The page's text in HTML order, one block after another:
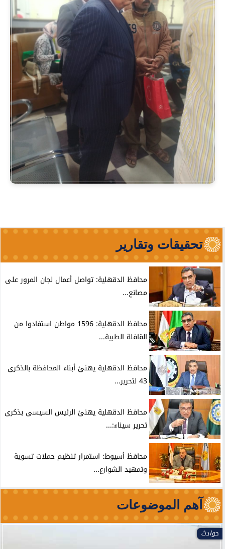
تحقيقات وتقارير
محافظ الدقهلية: تواصل أعمال لجان المرور على
مصانع...
محافظ الدقهلية: 1596 مواطن استفادوا من
القافلة الطبية...
محافظ الدقهلية يهنئ أبناء المحافظة بالذكرى
43 لتحرير...
محافظ الدقهلية يهنئ الرئيس السيسى بذكرى
تحرير سيناء:...
محافظ أسيوط: استمرار تنظيم حملات تسوية
وتمهيد الشوارع...
آهم الموضوعات
العالم